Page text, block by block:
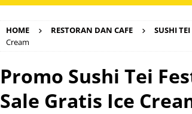
HOME RESTORAN DAN CAFE SUSHI TEI
Cream
Promo Sushi Tei
Sale Gratis Ice